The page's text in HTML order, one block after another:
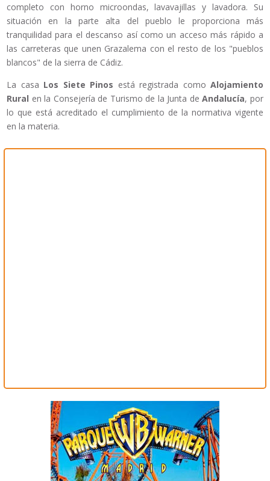
completo con horno microondas, lavavajillas y lavadora. Su
situación en la parte alta del pueblo le proporciona más
tranquilidad para el descanso así como un acceso más rápido a
las carreteras que unen Grazalema con el resto de los "pueblos
blancos" de la sierra de Cádiz.
La casa Los Siete Pinos está registrada como Alojamiento
Rural en la Consejería de Turismo de la Junta deAndalucía, por
lo que está acreditado el cumplimiento de la normativa vigente
en la materia.